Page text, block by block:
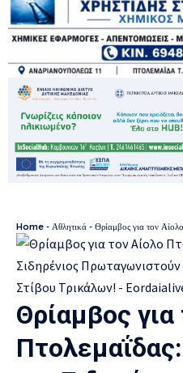
Home - Αθλητικά - Θρίαμβος για τον Αίολο Πτολεμαΐδας:
Θρίαμβος για